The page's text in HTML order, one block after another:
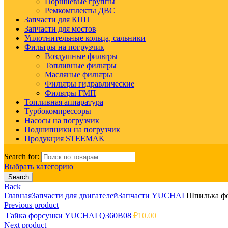
Ремкомплекты ДВС
Запчасти для КПП
Запчасти для мостов
Уплотнительные кольца, сальники
Фильтры на погрузчик
Воздушные фильтры
Топливные фильтры
Масляные фильтры
Фильтры гидравлические
Фильтры ГМП
Топливная аппаратура
Турбокомпрессоры
Насосы на погрузчик
Подшипники на погрузчик
Продукция STEEMAK
Search for:
Выбрать категорию
Search
Back
ГлавнаяЗапчасти для двигателейЗапчасти YUCHAI Шпилька
Previous product
Гайка форсунки YUCHAI Q360B08 ₽10.00
Next product